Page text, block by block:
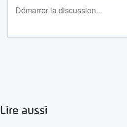
Lire aussi